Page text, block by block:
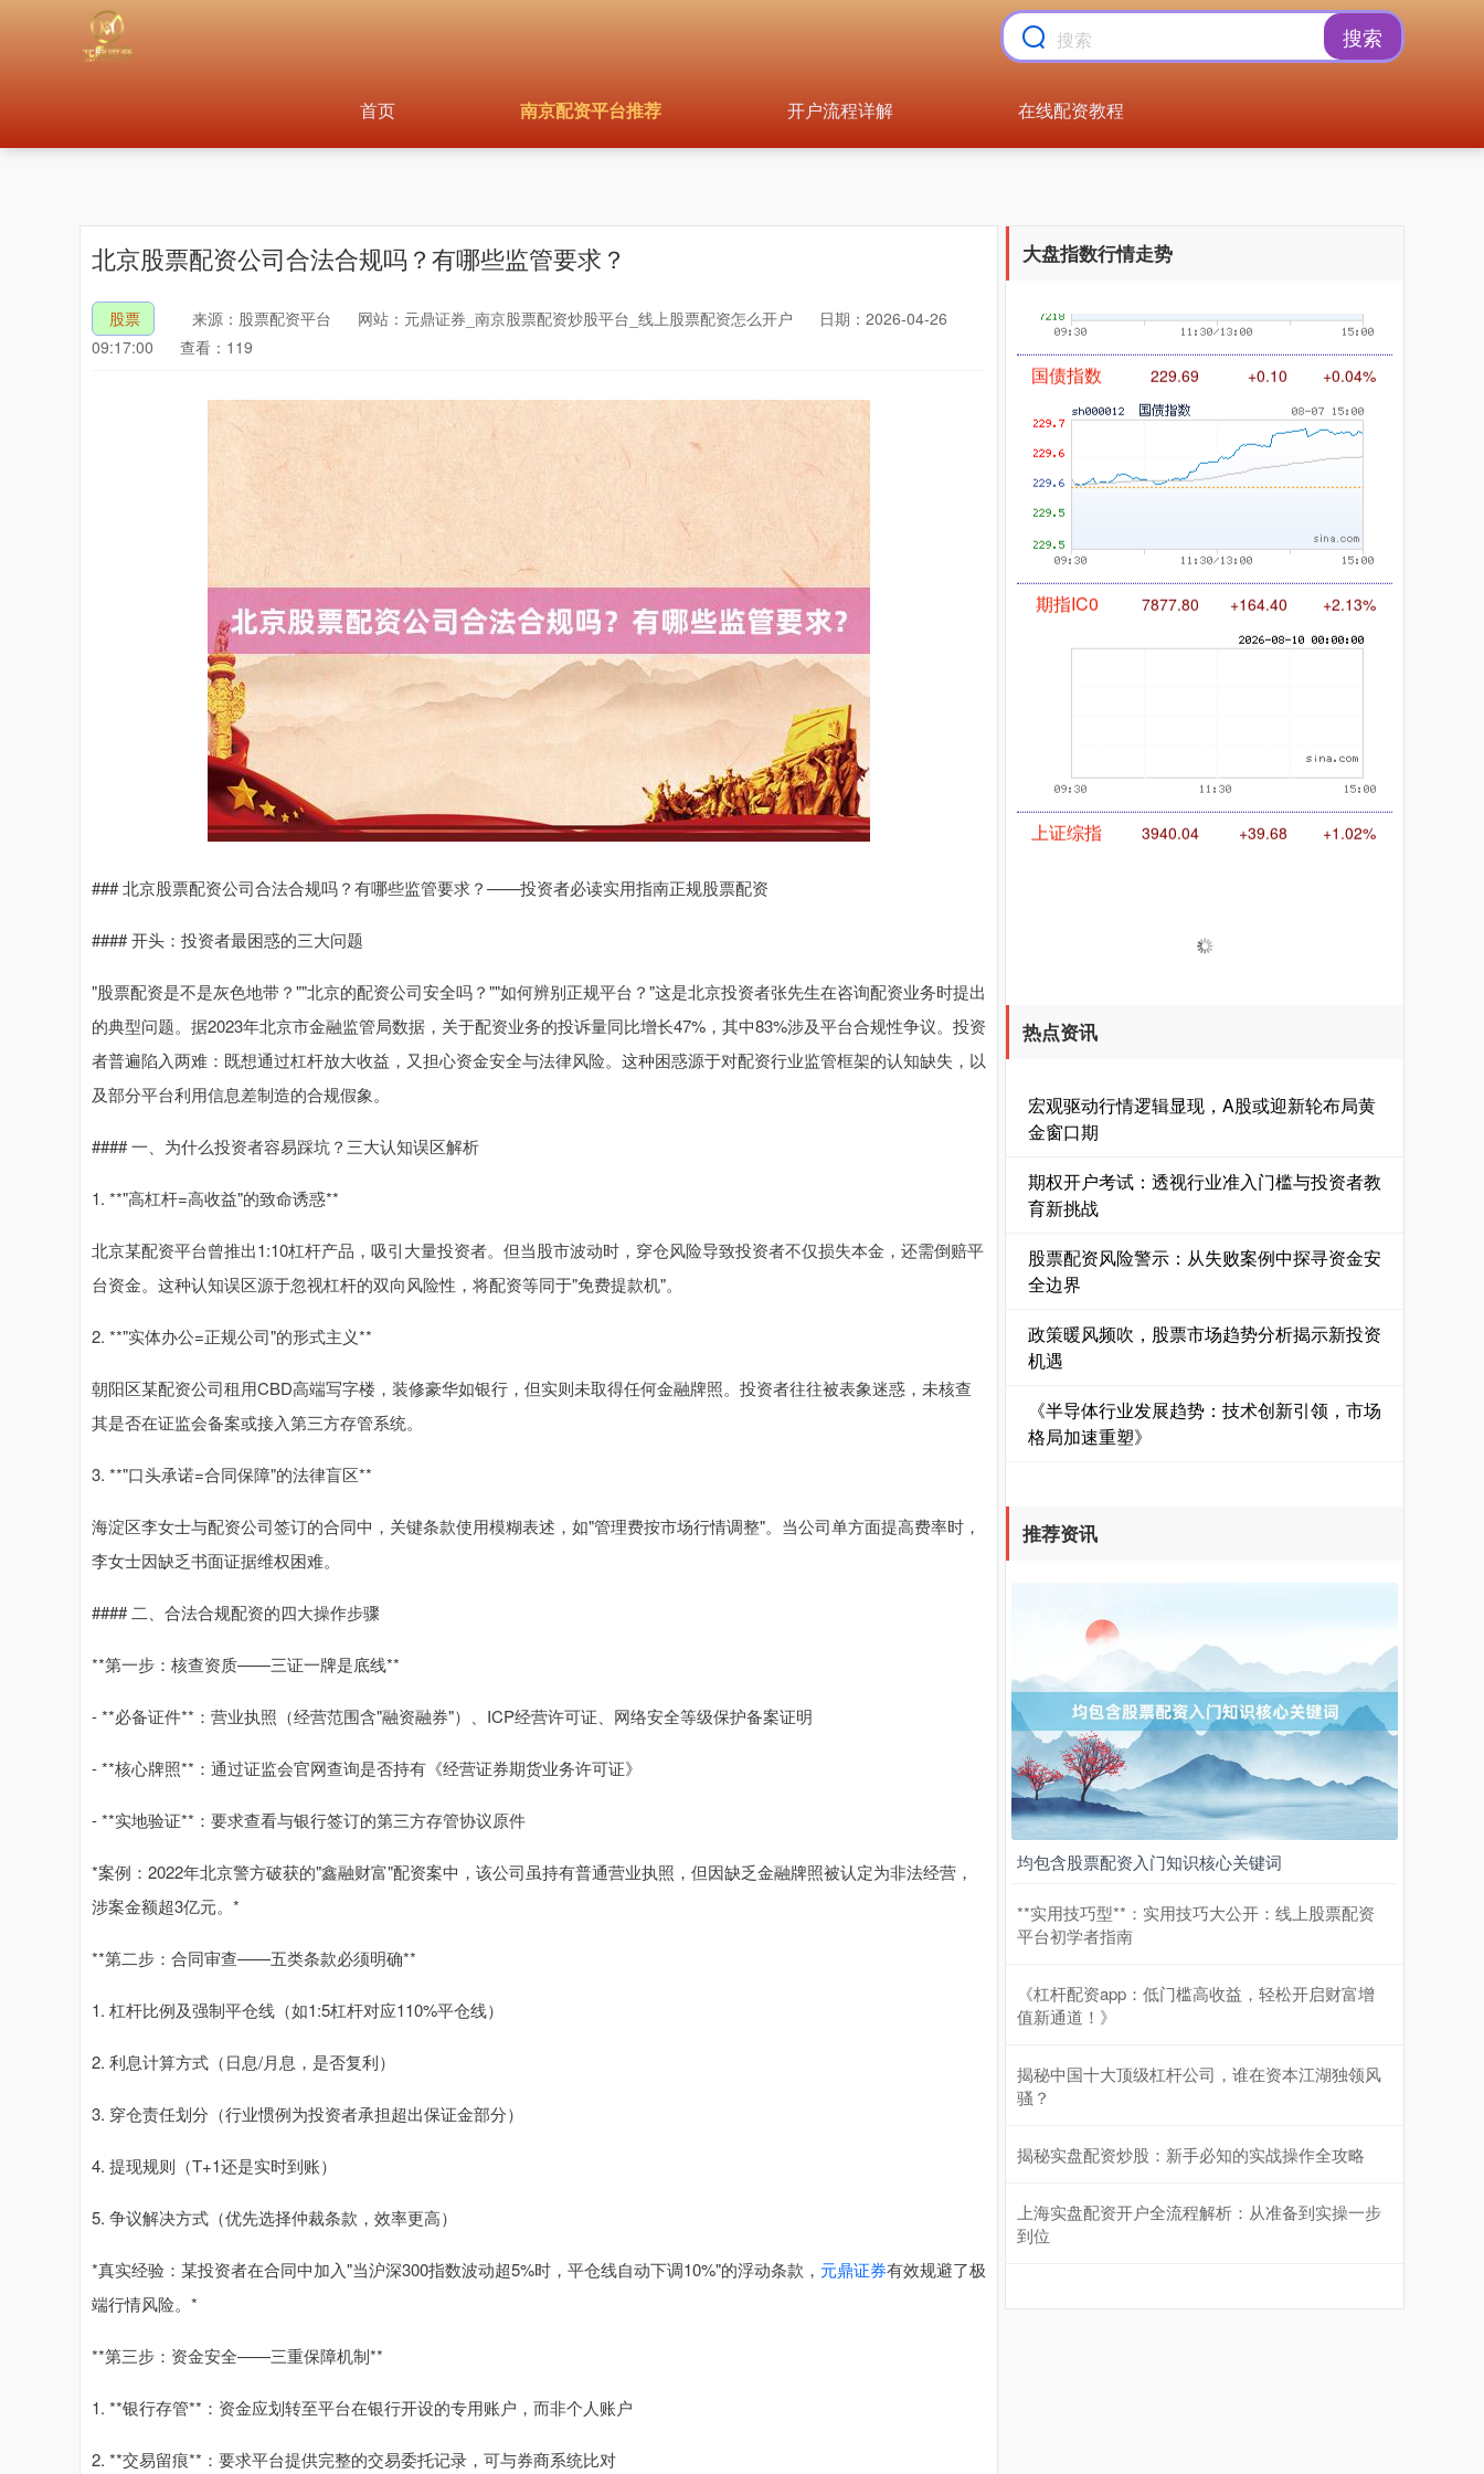
搜索
首页 南京配资平台推荐 开户流程详解 在线配资教程
北京股票配资公司合法合规吗？有哪些监管要求？
股票 来源：股票配资平台 网站：元鼎证券_南京股票配资炒股平台_线上股票配资怎么开户
日期：2026-04-26
09:17:00
查看：119
### 北京股票配资公司合法合规吗？有哪些监管要求？——投资者必读实用指南正规股票配资
#### 开头：投资者最困惑的三大问题
"股票配资是不是灰色地带？""北京的配资公司安全吗？""如何辨别正规平台？"这是北京投资者张先生在咨询配资业务时提出
的典型问题。据2023年北京市金融监管局数据，关于配资业务的投诉量同比增长47%，其中83%涉及平台合规性争议。投资
者普遍陷入两难：既想通过杠杆放大收益，又担心资金安全与法律风险。这种困惑源于对配资行业监管框架的认知缺失，以
及部分平台利用信息差制造的合规假象。
#### 一、为什么投资者容易踩坑？三大认知误区解析
1. **"高杠杆=高收益"的致命诱惑**
北京某配资平台曾推出1:10杠杆产品，吸引大量投资者。但当股市波动时，穿仓风险导致投资者不仅损失本金，还需倒赔平
台资金。这种认知误区源于忽视杠杆的双向风险性，将配资等同于"免费提款机"。
2. **"实体办公=正规公司"的形式主义**
朝阳区某配资公司租用CBD高端写字楼，装修豪华如银行，但实则未取得任何金融牌照。投资者往往被表象迷惑，未核查
其是否在证监会备案或接入第三方存管系统。
3. **"口头承诺=合同保障"的法律盲区**
海淀区李女士与配资公司签订的合同中，关键条款使用模糊表述，如"管理费按市场行情调整"。当公司单方面提高费率时，
李女士因缺乏书面证据维权困难。
#### 二、合法合规配资的四大操作步骤
**第一步：核查资质——三证一牌是底线**
- **必备证件**：营业执照（经营范围含"融资融券"）、ICP经营许可证、网络安全等级保护备案证明
- **核心牌照**：通过证监会官网查询是否持有《经营证券期货业务许可证》
- **实地验证**：要求查看与银行签订的第三方存管协议原件
*案例：2022年北京警方破获的"鑫融财富"配资案中，该公司虽持有普通营业执照，但因缺乏金融牌照被认定为非法经营，
涉案金额超3亿元。*
**第二步：合同审查——五类条款必须明确**
1. 杠杆比例及强制平仓线（如1:5杠杆对应110%平仓线）
2. 利息计算方式（日息/月息，是否复利）
3. 穿仓责任划分（行业惯例为投资者承担超出保证金部分）
4. 提现规则（T+1还是实时到账）
5. 争议解决方式（优先选择仲裁条款，效率更高）
*真实经验：某投资者在合同中加入"当沪深300指数波动超5%时，平仓线自动下调10%"的浮动条款， 元鼎证券有效规避了极
端行情风险。*
**第三步：资金安全——三重保障机制**
1. **银行存管**：资金应划转至平台在银行开设的专用账户，而非个人账户
2. **交易留痕**：要求平台提供完整的交易委托记录，可与券商系统比对
大盘指数行情走势
+0.10 +0.04%
深证成指
沪深300
1134.24 +11.37 +1.01%
创业板指 3563.12 +47.56
热点资讯
宏观驱动行情逻辑显现，A股或迎新轮布局黄
金窗口期
期权开户考试：透视行业准入门槛与投资者教
育新挑战
股票配资风险警示：从失败案例中探寻资金安
全边界
政策暖风频吹，股票市场趋势分析揭示新投资
机遇
《半导体行业发展趋势：技术创新引领，市场
格局加速重塑》
推荐资讯
均包含股票配资入门知识核心关键词
**实用技巧型**：实用技巧大公开：线上股票配资
平台初学者指南
《杠杆配资app：低门槛高收益，轻松开启财富增
值新通道！》
揭秘中国十大顶级杠杆公司，谁在资本江湖独领风
骚？
揭秘实盘配资炒股：新手必知的实战操作全攻略
上海实盘配资开户全流程解析：从准备到实操一步
到位